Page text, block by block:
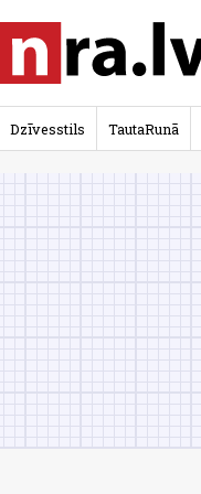
Dzīvesstils TautaRunā